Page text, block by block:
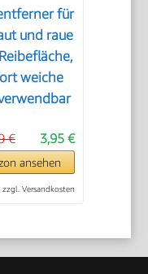
für
und raue
weiche
3,95 €
€
ansehen
zzgl. Versandkosten